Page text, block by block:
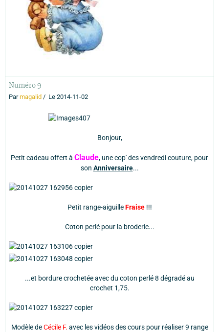
Numéro 9
Parmagalid Le 2014-11-02
Bonjour,
Petit cadeau offert à Claude, une cop' des vendredi couture, pour
son Anniversaire...
Petit range-aiguilleFraise !!!
Coton perlé pour la broderie...
...et bordure crochetée avec du coton perlé 8 dégradé au
crochet 1,75.
Modèle deCécile F. avec les vidéos des cours pour réaliser 9 range